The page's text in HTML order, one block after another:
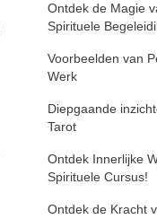
Ontdek de Magie
Spirituele
Voorbeelden van
Werk
Diepgaande
Tarot
Ontdek Innerlijke
Spirituele Cursus!
Ontdek de Kracht